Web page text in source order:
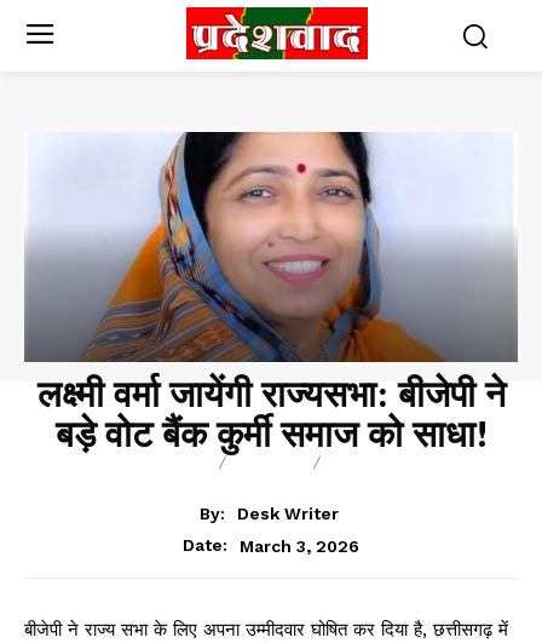
लक्ष्मी वर्मा जायेंगी राज्यसभा: बीजेपी ने
बड़े वोट बैंक कुर्मी समाज को साधा!
By:
Desk Writer
Date:
March 3, 2026
बीजेपी ने राज्य सभा के लिए अपना उम्मीदवार घोषित कर दिया है, छत्तीसगढ़ में